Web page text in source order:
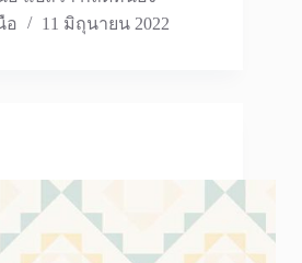
อ
11 มิถุนายน 2022